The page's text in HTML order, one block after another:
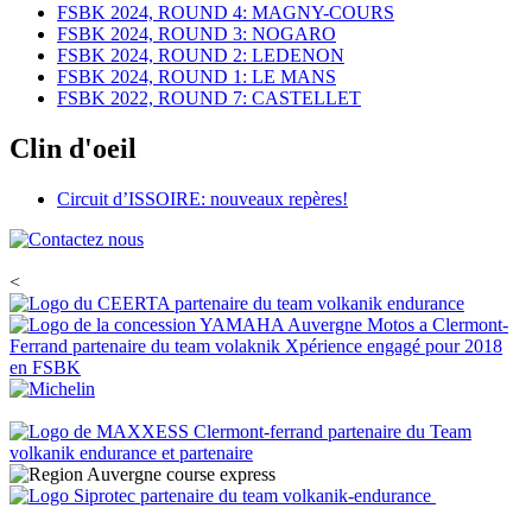
FSBK 2024, ROUND 4: MAGNY-COURS
FSBK 2024, ROUND 3: NOGARO
FSBK 2024, ROUND 2: LEDENON
FSBK 2024, ROUND 1: LE MANS
FSBK 2022, ROUND 7: CASTELLET
Clin d'oeil
Circuit d’ISSOIRE: nouveaux repères!
<